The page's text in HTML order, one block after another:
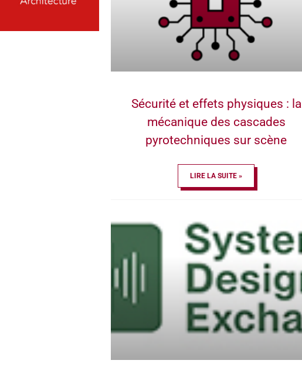
Sécurité et effets physiques : la
mécanique des cascades
pyrotechniques sur scène
LIRE LA SUITE »